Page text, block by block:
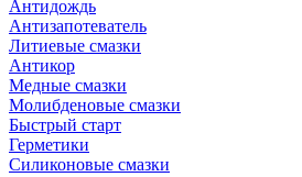
Антидождь
Антизапотеватель
Литиевые смазки
Антикор
Медные смазки
Молибденовые смазки
Быстрый старт
Герметики
Силиконовые смазки